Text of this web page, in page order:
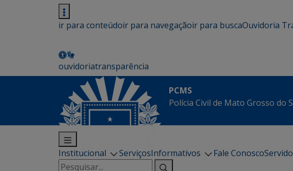
ir para conteúdoir para navegaçãoir para buscaOuvidoria
ouvidoriatransparência
PCMS
Polícia Civil de Mato Grosso do
Institucional ServiçosInformativos Fale Conosco
Pesquisar